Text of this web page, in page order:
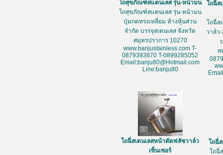
โถสุขภัณฑ์สแตนเลส รุ่น-หน้ามน
โถสุขภัณฑ์สแตนเลส รุ่น-หน้ามน
ปุ่มกดทรงเหลี่ยม ห้างหุ้นส่วน
จำกัด บรรจุสเตนเลส จังหวัด
สมุทรปราการ 10270
www.banjustainless.com T-
0879393870 T-0899285052
Email:banju80@Hotmail.com
Line:banju80
โถฉี่ส
โถฉี่ส
วาล์ว
ส
โถฉี่สเตนเลสหน้าตัดฟลัชวาล์ว
เซ็นเซอร์
โถฉี่
โถฉี่